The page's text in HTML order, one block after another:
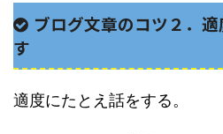
ブログ文章のコツ２． 適
す
適度にたとえ話をする。